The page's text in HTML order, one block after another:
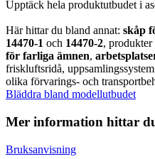
Upptäck hela produktutbudet i
Här hittar du bland annat: skåp
14470-1 och 14470-2,
för farliga ämnen,
friskluftsridå,
olika förvarings- och
Bläddra bland modellutbudet
Mer information hittar
Bruksanvisning